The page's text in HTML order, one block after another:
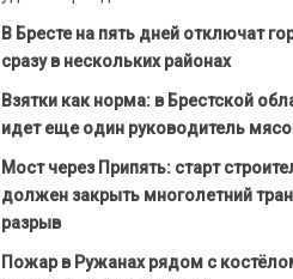
В Бресте на пять дней отключат
сразу в нескольких районах
Взятки как норма: в Брестской
идет еще один руководитель
Мост через Припять: старт
должен закрыть многолетний
разрыв
Пожар в Ружанах рядом с